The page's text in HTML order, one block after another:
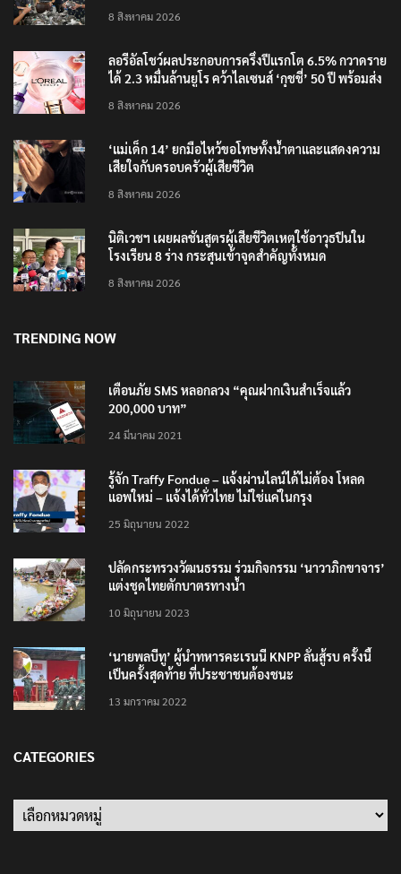
8 สิงหาคม 2026
ลอรีอัลโชว์ผลประกอบการครึ่งปีแรกโต 6.5% กวาดราย
ได้ 2.3 หมื่นล้านยูโร คว้าไลเซนส์ ‘กุชชี่’ 50 ปี พร้อมส่ง
8 สิงหาคม 2026
‘แม่เด็ก 14’ ยกมือไหว้ขอโทษทั้งน้ำตาและแสดงความ
เสียใจกับครอบครัวผู้เสียชีวิต
8 สิงหาคม 2026
นิติเวชฯ เผยผลชันสูตรผู้เสียชีวิตเหตุใช้อาวุธปืนใน
โรงเรียน 8 ร่าง กระสุนเข้าจุดสำคัญทั้งหมด
8 สิงหาคม 2026
TRENDING NOW
เตือนภัย SMS หลอกลวง “คุณฝากเงินสำเร็จแล้ว
200,000 บาท”
24 มีนาคม 2021
รู้จัก Traffy Fondue – แจ้งผ่านไลน์ได้ไม่ต้อง โหลด
แอพใหม่ – แจ้งได้ทั่วไทย ไม่ใช่แค่ในกรุง
25 มิถุนายน 2022
ปลัดกระทรวงวัฒนธรรม ร่วมกิจกรรม ‘นาวาภิกขาจาร’
แต่งชุดไทยตักบาตรทางน้ำ
10 มิถุนายน 2023
‘นายพลบีทู’ ผู้นำทหารคะเรนนี KNPP ลั่นสู้รบ ครั้งนี้
เป็นครั้งสุดท้าย ที่ประชาชนต้องชนะ
13 มกราคม 2022
CATEGORIES
Categories